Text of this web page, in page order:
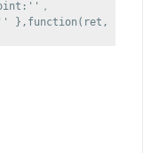
，
},function(ret,